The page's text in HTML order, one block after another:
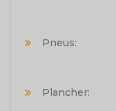
Pneus:
Plancher: